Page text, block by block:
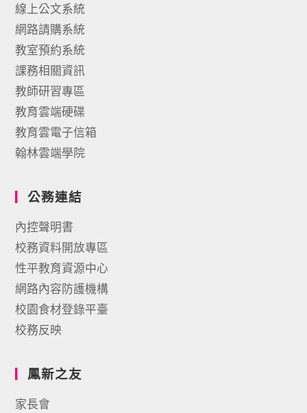
線上公文系統
網路請購系統
教室預約系統
課務相關資訊
教師研習專區
教育雲端硬碟
教育雲電子信箱
翰林雲端學院
公務連結
內控聲明書
校務資料開放專區
性平教育資源中心
網路內容防護機構
校園食材登錄平臺
校務反映
鳳新之友
家長會